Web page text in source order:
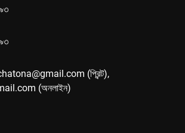
(প্রিন্ট),
(অনলাইন)